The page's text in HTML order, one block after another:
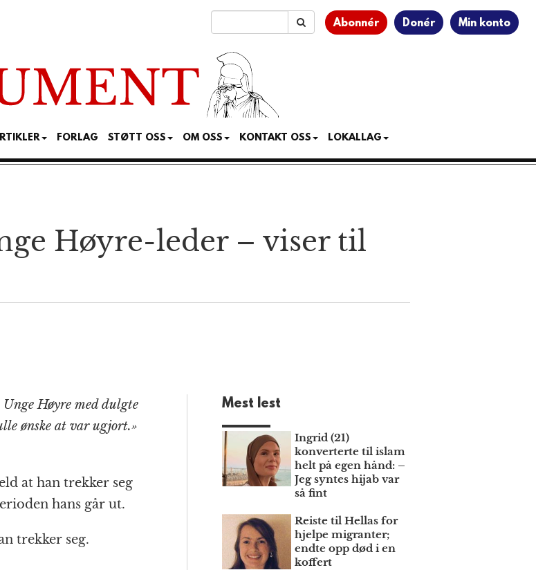
Abonnér Donér Min konto
FORLAG STØTT OSS OM OSS KONTAKT OSS LOKALLAG
Høyre-leder – viser til
Høyre med dulgte
ønske at var ugjort.»
at han trekker seg
hans går ut.
trekker seg.
Mest lest
Ingrid (21)
konverterte til islam
helt på egen hånd: –
Jeg syntes hijab var
så fint
Reiste til Hellas for
hjelpe migranter;
endte opp død i en
koffert